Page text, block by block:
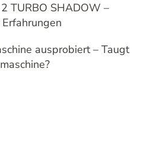
TURBO SHADOW –
ausprobiert – Taugt